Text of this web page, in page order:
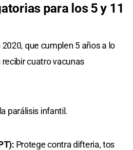
para los 5 y 11
que cumplen 5 años a lo
cuatro vacunas
parálisis infantil.
Protege contra difteria, tos